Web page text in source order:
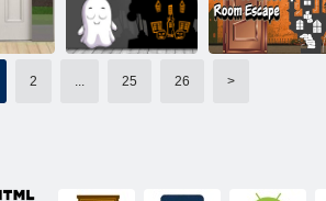
דרָאקער טלַאהניא ילַאמַאנַא
טסעווק קיברַאפ
יד
דלַאוו ןעניֿפעג
עלעטניה
2 ... 25 26 >